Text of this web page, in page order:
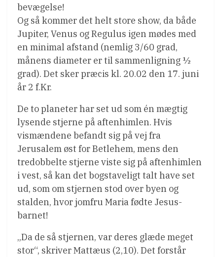
bevægelse!
Og så kommer det helt store show, da både
Jupiter, Venus og Regulus igen mødes med
en minimal afstand (nemlig 3/60 grad,
månens diameter er til sammenligning ½
grad). Det sker præcis kl. 20.02 den 17. juni
år 2 f.Kr.
De to planeter har set ud som én mægtig
lysende stjerne på aftenhimlen. Hvis
vismændene befandt sig på vej fra
Jerusalem øst for Betlehem, mens den
tredobbelte stjerne viste sig på aftenhimlen
i vest, så kan det bogstaveligt talt have set
ud, som om stjernen stod over byen og
stalden, hvor jomfru Maria fødte Jesus-
barnet!
„Da de så stjernen, var deres glæde meget
stor“, skriver Mattæus (2,10). Det forstår